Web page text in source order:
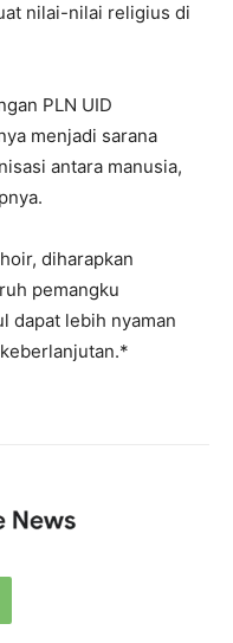
nilai-nilai religius di
PLN UID
menjadi sarana
antara manusia,
diharapkan
pemangku
dapat lebih nyaman